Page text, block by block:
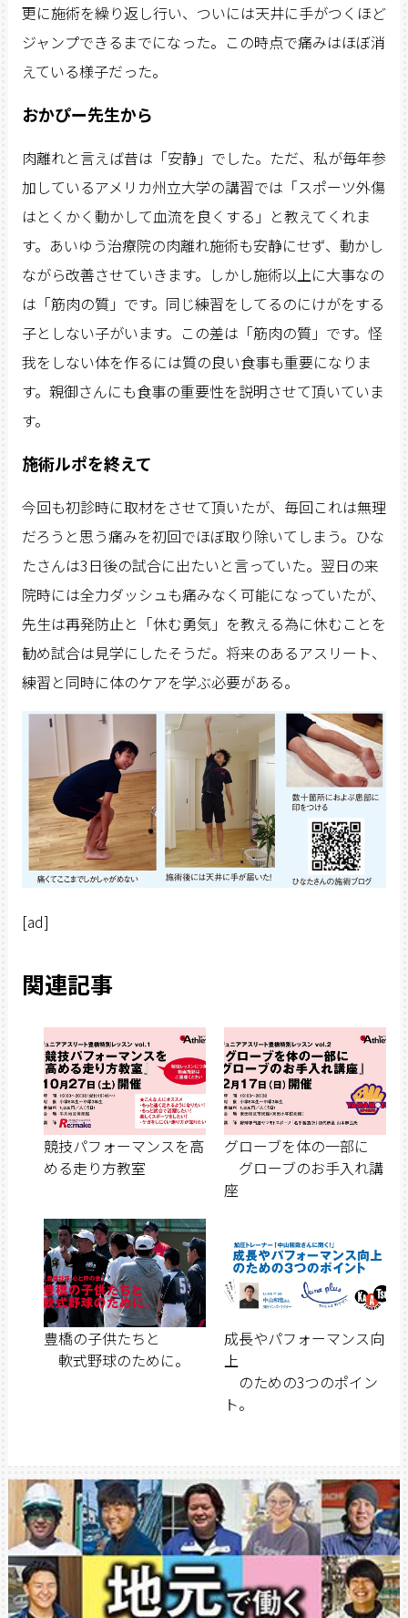
更に施術を繰り返し行い、ついには天井に手がつくほど
ジャンプできるまでになった。この時点で痛みはほぼ消
えている様子だった。
おかぴー先生から
肉離れと言えば昔は「安静」でした。ただ、私が毎年参
加しているアメリカ州立大学の講習では「スポーツ外傷
はとくかく動かして血流を良くする」と教えてくれま
す。あいゆう治療院の肉離れ施術も安静にせず、動かし
ながら改善させていきます。しかし施術以上に大事なの
は「筋肉の質」です。同じ練習をしてるのにけがをする
子としない子がいます。この差は「筋肉の質」です。怪
我をしない体を作るには質の良い食事も重要になりま
す。親御さんにも食事の重要性を説明させて頂いていま
す。
施術ルポを終えて
今回も初診時に取材をさせて頂いたが、毎回これは無理
だろうと思う痛みを初回でほぼ取り除いてしまう。ひな
たさんは3日後の試合に出たいと言っていた。翌日の来
院時には全力ダッシュも痛みなく可能になっていたが、
先生は再発防止と「休む勇気」を教える為に休むことを
勧め試合は見学にしたそうだ。将来のあるアスリート、
練習と同時に体のケアを学ぶ必要がある。
[ad]
関連記事
競技パフォーマンスを高
める走り方教室
グローブを体の一部に
グローブのお手入れ講
座
豊橋の子供たちと
軟式野球のために。
成長やパフォーマンス向
上
のための3つのポイン
ト。